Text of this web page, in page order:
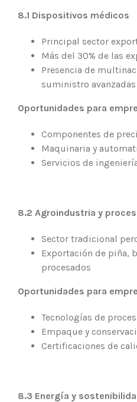
8.1 Dispositivos médicos
Principal sector
Más del 30% de las
Presencia de
suministro avanzadas
Oportunidades para
Componentes de
Maquinaria y
Servicios de
8.2 Agroindustria y
Sector tradicional
Exportación de piña,
procesados
Oportunidades para
Tecnologías de
Empaque y
Certificaciones de
8.3 Energía y